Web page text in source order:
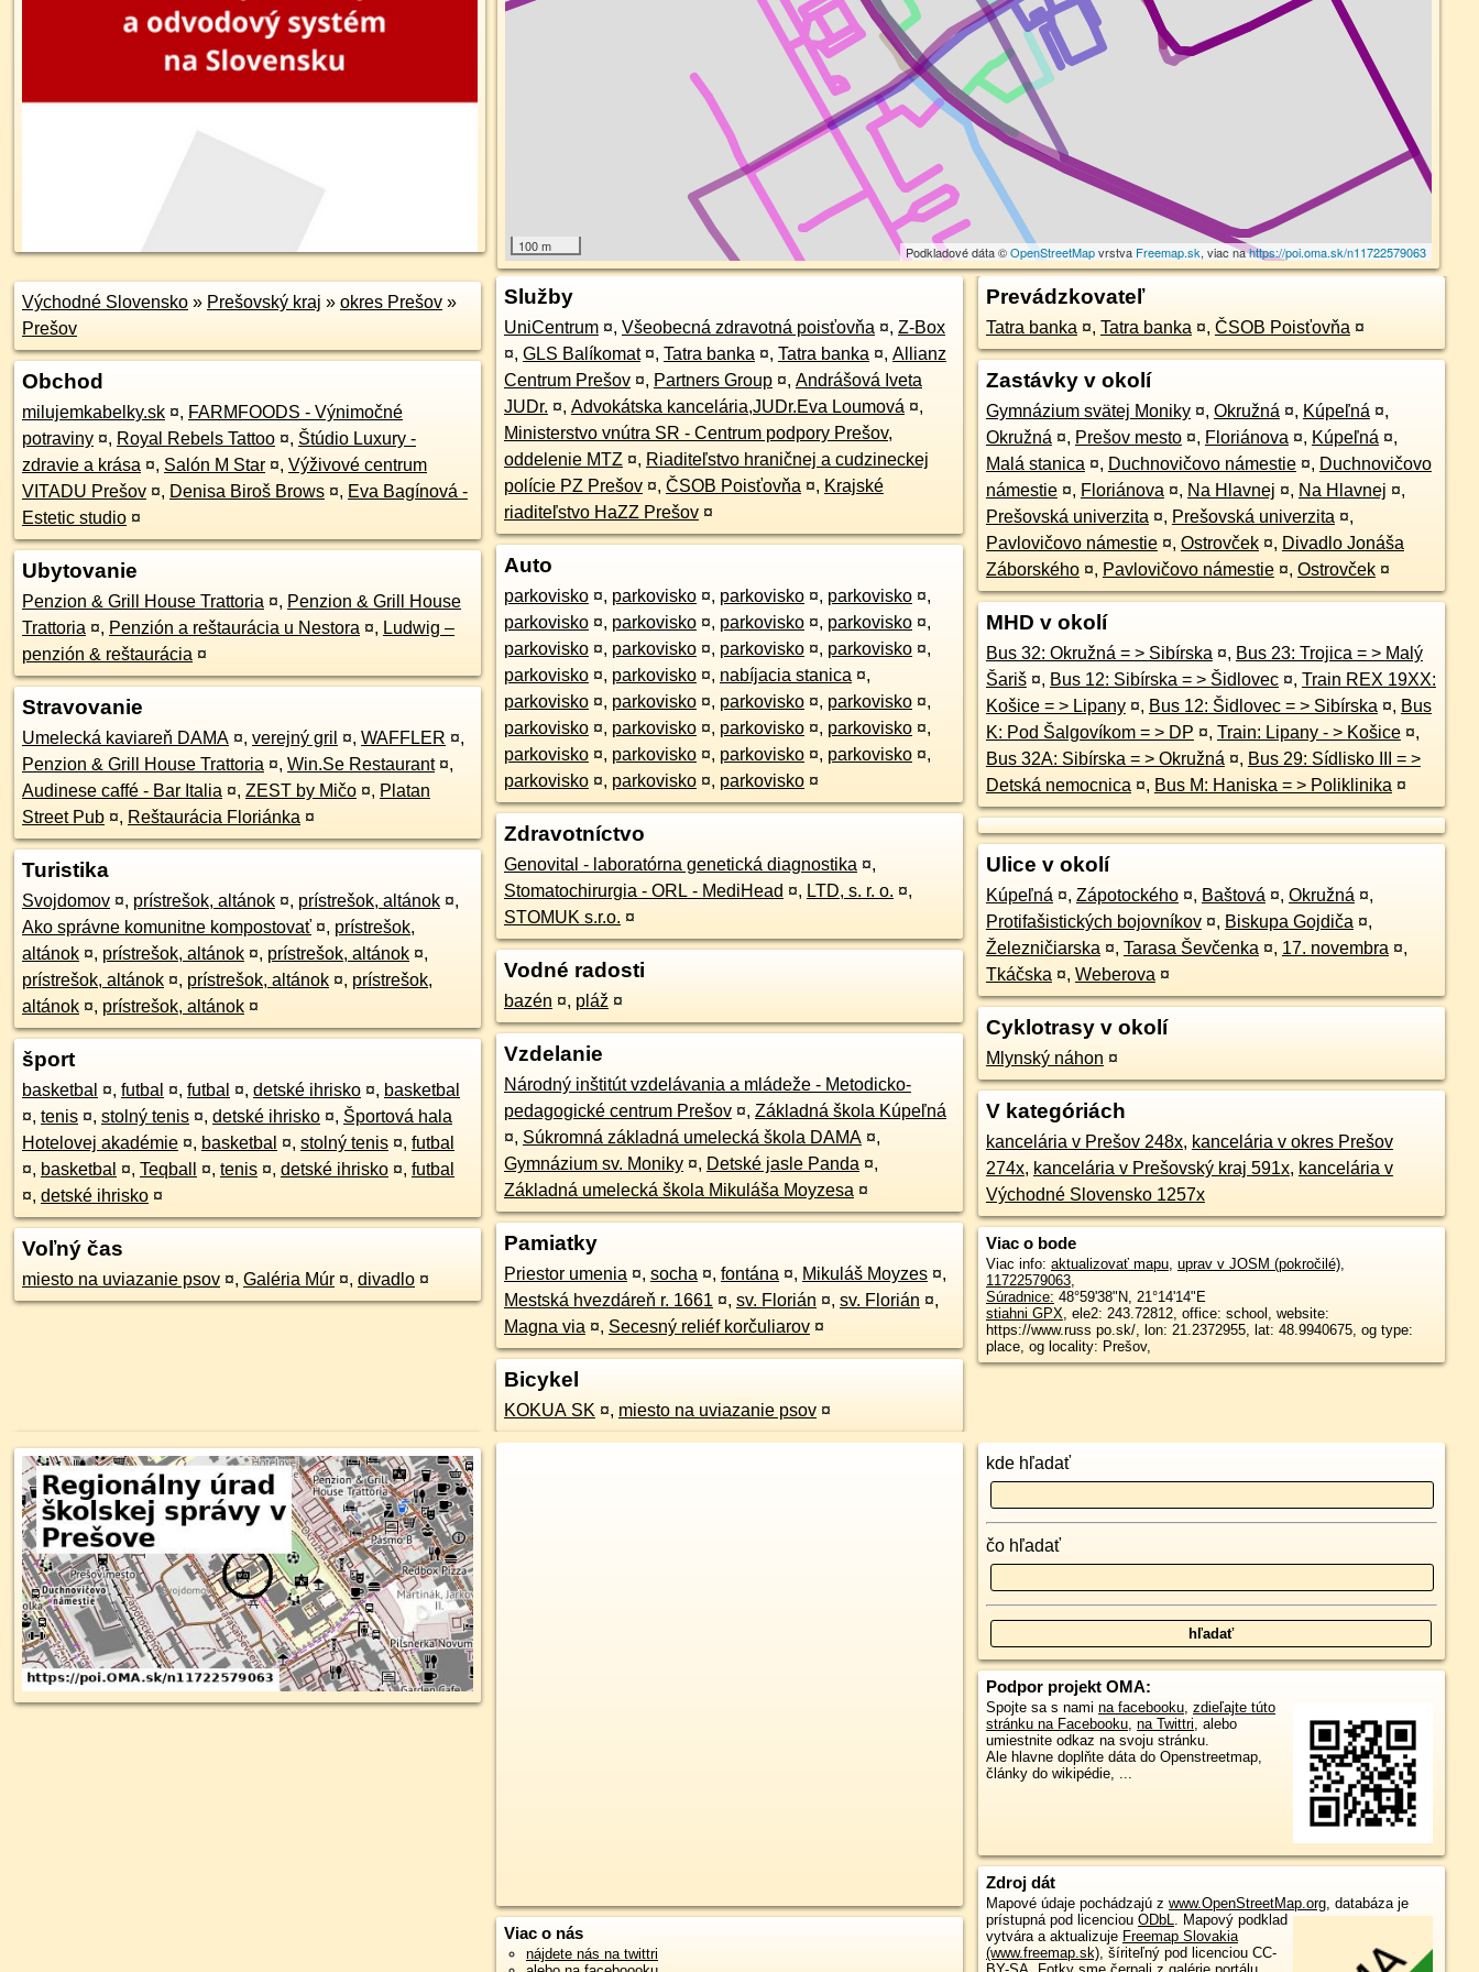
100 m Podkladové dáta ©OpenStreetMapvrstva Freemap.sk, viac nahttps://poi.oma.sk/n11722579063
Východné Slovensko » Prešovský kraj » okres Prešov »
Prešov
Obchod
milujemkabelky.sk ¤, FARMFOODS - Výnimočné
potraviny ¤, Royal Rebels Tattoo ¤, Štúdio Luxury -
zdravie a krása ¤, Salón M Star ¤, Výživové centrum
VITADU Prešov ¤, Denisa Biroš Brows ¤, Eva Bagínová -
Estetic studio ¤
Ubytovanie
Penzion & Grill House Trattoria ¤, Penzion & Grill House
Trattoria ¤, Penzión a reštaurácia u Nestora ¤, Ludwig –
penzión & reštaurácia ¤
Stravovanie
Umelecká kaviareň DAMA ¤, verejný gril ¤, WAFFLER ¤,
Penzion & Grill House Trattoria ¤, Win.Se Restaurant ¤,
Audinese caffé - Bar Italia ¤, ZEST by Mičo ¤, Platan
Street Pub ¤, Reštaurácia Floriánka ¤
Turistika
Svojdomov ¤, prístrešok, altánok ¤, prístrešok, altánok ¤,
Ako správne komunitne kompostovať ¤, prístrešok,
altánok ¤, prístrešok, altánok ¤, prístrešok, altánok ¤,
prístrešok, altánok ¤, prístrešok, altánok ¤, prístrešok,
altánok ¤, prístrešok, altánok ¤
šport
basketbal ¤, futbal ¤, futbal ¤, detské ihrisko ¤, basketbal
¤, tenis ¤, stolný tenis ¤, detské ihrisko ¤, Športová hala
Hotelovej akadémie ¤, basketbal ¤, stolný tenis ¤, futbal
¤, basketbal ¤, Teqball ¤, tenis ¤, detské ihrisko ¤, futbal
¤, detské ihrisko ¤
Voľný čas
miesto na uviazanie psov ¤, Galéria Múr ¤, divadlo ¤
Služby
UniCentrum ¤, Všeobecná zdravotná poisťovňa ¤, Z-Box
¤, GLS Balíkomat ¤, Tatra banka ¤, Tatra banka ¤, Allianz
Centrum Prešov ¤, Partners Group ¤, Andrášová Iveta
JUDr. ¤, Advokátska kancelária,JUDr.Eva Loumová ¤,
Ministerstvo vnútra SR - Centrum podpory Prešov,
oddelenie MTZ ¤, Riaditeľstvo hraničnej a cudzineckej
polície PZ Prešov ¤, ČSOB Poisťovňa ¤, Krajské
riaditeľstvo HaZZ Prešov ¤
Auto
parkovisko ¤, parkovisko ¤, parkovisko ¤, parkovisko ¤,
parkovisko ¤, parkovisko ¤, parkovisko ¤, parkovisko ¤,
parkovisko ¤, parkovisko ¤, parkovisko ¤, parkovisko ¤,
parkovisko ¤, parkovisko ¤, nabíjacia stanica ¤,
parkovisko ¤, parkovisko ¤, parkovisko ¤, parkovisko ¤,
parkovisko ¤, parkovisko ¤, parkovisko ¤, parkovisko ¤,
parkovisko ¤, parkovisko ¤, parkovisko ¤, parkovisko ¤,
parkovisko ¤, parkovisko ¤, parkovisko ¤
Zdravotníctvo
Genovital - laboratórna genetická diagnostika ¤,
Stomatochirurgia - ORL - MediHead ¤, LTD, s. r. o. ¤,
STOMUK s.r.o. ¤
Vodné radosti
bazén ¤, pláž ¤
Vzdelanie
Národný inštitút vzdelávania a mládeže - Metodicko-
pedagogické centrum Prešov ¤, Základná škola Kúpeľná
¤, Súkromná základná umelecká škola DAMA ¤,
Gymnázium sv. Moniky ¤, Detské jasle Panda ¤,
Základná umelecká škola Mikuláša Moyzesa ¤
Pamiatky
Priestor umenia ¤, socha ¤, fontána ¤, Mikuláš Moyzes ¤,
Mestská hvezdáreň r. 1661 ¤, sv. Florián ¤, sv. Florián ¤,
Magna via ¤, Secesný reliéf korčuliarov ¤
Bicykel
KOKUA SK ¤, miesto na uviazanie psov ¤
Prevádzkovateľ
Tatra banka ¤, Tatra banka ¤, ČSOB Poisťovňa ¤
Zastávky v okolí
Gymnázium svätej Moniky ¤, Okružná ¤, Kúpeľná ¤,
Okružná ¤, Prešov mesto ¤, Floriánova ¤, Kúpeľná ¤,
Malá stanica ¤, Duchnovičovo námestie ¤, Duchnovičovo
námestie ¤, Floriánova ¤, Na Hlavnej ¤, Na Hlavnej ¤,
Prešovská univerzita ¤, Prešovská univerzita ¤,
Pavlovičovo námestie ¤, Ostrovček ¤, Divadlo Jonáša
Záborského ¤, Pavlovičovo námestie ¤, Ostrovček ¤
MHD v okolí
Bus 32: Okružná = > Sibírska ¤, Bus 23: Trojica = > Malý
Šariš ¤, Bus 12: Sibírska = > Šidlovec ¤, Train REX 19XX:
Košice = > Lipany ¤, Bus 12: Šidlovec = > Sibírska ¤, Bus
K: Pod Šalgovíkom = > DP ¤, Train: Lipany - > Košice ¤,
Bus 32A: Sibírska = > Okružná ¤, Bus 29: Sídlisko III = >
Detská nemocnica ¤, Bus M: Haniska = > Poliklinika ¤
Ulice v okolí
Kúpeľná ¤, Zápotockého ¤, Baštová ¤, Okružná ¤,
Protifašistických bojovníkov ¤, Biskupa Gojdiča ¤,
Železničiarska ¤, Tarasa Ševčenka ¤, 17. novembra ¤,
Tkáčska ¤, Weberova ¤
Cyklotrasy v okolí
Mlynský náhon ¤
V kategóriách
kancelária v Prešov 248x, kancelária v okres Prešov
274x, kancelária v Prešovský kraj 591x, kancelária v
Východné Slovensko 1257x
Viac o bode
Viac info: aktualizovať mapu, uprav v JOSM (pokročilé),
11722579063,
Súradnice: 48°59'38"N, 21°14'14"E
stiahni GPX, ele2: 243.72812, office: school, website:
https://www.russ po.sk/, lon: 21.2372955, lat: 48.9940675, og type:
place, og locality: Prešov,
Viac o nás
nájdete nás na twittri
kde hľadať
čo hľadať
Podpor projekt OMA:
Spojte sa s nami na facebooku, zdieľajte túto
stránku na Facebooku, na Twittri, alebo
umiestnite odkaz na svoju stránku.
Ale hlavne doplňte dáta do Openstreetmap,
články do wikipédie, ...
Zdroj dát
Mapové údaje pochádzajú z www.OpenStreetMap.org, databáza je
prístupná pod licenciou ODbL. Mapový podklad
vytvára a aktualizuje Freemap Slovakia
(www.freemap.sk), šíriteľný pod licenciou CC-